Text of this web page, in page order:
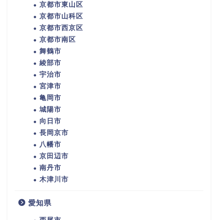
京都市東山区
京都市山科区
京都市西京区
京都市南区
舞鶴市
綾部市
宇治市
宮津市
亀岡市
城陽市
向日市
長岡京市
八幡市
京田辺市
南丹市
木津川市
愛知県